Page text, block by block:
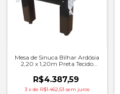
Mesa de Sinuca Bilhar Ardósia
2,20 x 1,20m Preta Tecido
R$4.387,59
3 xde R$1.462,53 sem juros